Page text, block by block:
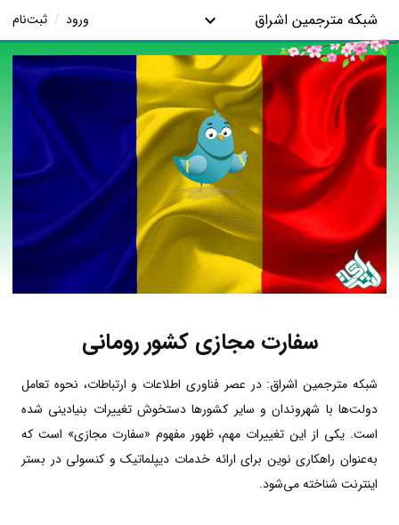
شبکه مترجمین اشراق ورود / ثبت‌نام
سفارت مجازی کشور رومانی
شبکه مترجمین اشراق: در عصر فناوری اطلاعات و ارتباطات، نحوه تعامل
دولت‌ها با شهروندان و سایر کشورها دستخوش تغییرات بنیادینی شده
است. یکی از این تغییرات مهم، ظهور مفهوم «سفارت مجازی» است که
به‌عنوان راهکاری نوین برای ارائه خدمات دیپلماتیک و کنسولی در بستر
اینترنت شناخته می‌شود.